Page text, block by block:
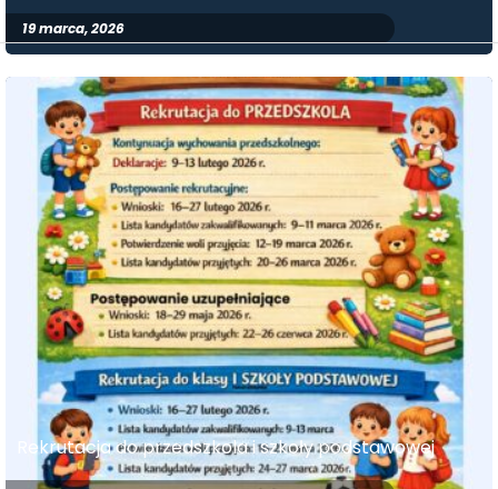
19 marca, 2026
Rekrutacja do przedszkola i szkoły podstawowej